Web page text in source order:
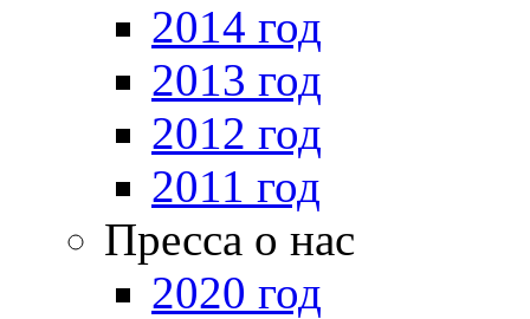
2014 год
2013 год
2012 год
2011 год
Пресса о нас
2020 год